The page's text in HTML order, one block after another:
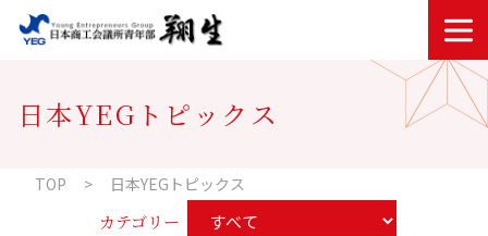
内容をスキップ
日本YEGトピックス
TOP 日本YEGトピックス
カテゴリー